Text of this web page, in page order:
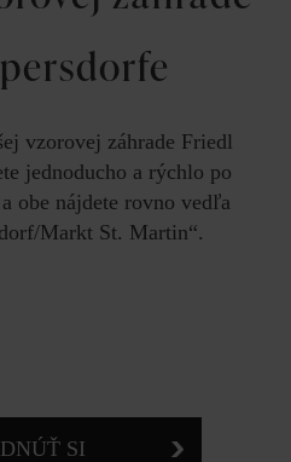
vzorovej záhrade Friedl
jednoducho a rýchlo po
obe nájdete rovno vedľa
Markt St. Martin“.
SI